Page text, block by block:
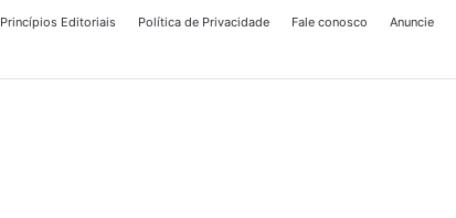
Princípios Editoriais Política de Privacidade Fale conosco Anuncie